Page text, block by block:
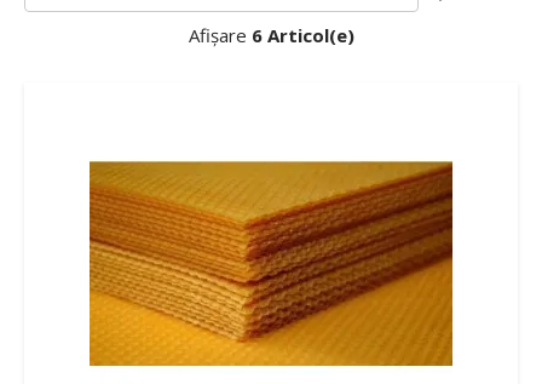
Afișare 6 Articol(e)